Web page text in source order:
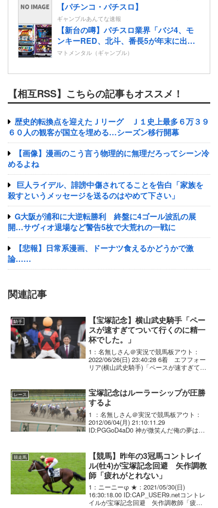
【パチンコ・パチスロ】
ギャンブルあんてな速報
【新台の噂】パチスロ業界「バジ4、モ
ンキーRED、北斗、番長5が年末に出る
ぞ！」←全部一緒に来てどうするんだ
マトメンタル（ギャンブル）
【相互RSS】こちらの記事もオススメ！
歴史的転換点を迎えたＪリーグ Ｊ１史上最多６万３９
６０人の観客が国立を埋める…シーズン移行開幕
【画像】漫画のこう言う物理的に無理だろってシーン冷
めるよね
巨人ライデル、誹謗中傷されてることを告白「家族を
殺すというメッセージを送るのはやめて下さい」
G大阪が浦和に大逆転勝利 終盤に4ゴール波乱の展
開…サヴィオ退場など警告5枚で大荒れの一戦に
【悲報】日常系漫画、ドーナツ食えるかどうかで激
論……
関連記事
騎手
【宝塚記念】横山武史騎手「ペー
スが速すぎてついて行くのに精一
杯でした。」
1：名無しさん＠実況で競馬板アウト：
2022/06/26(日) 23:40:28 6着 エフフォー
リア(横山武史騎手)「ペースが速すぎてつ
です。ここまで速いと溜めること...
レース
宝塚記念はルーラーシップが圧勝
するよ
1 ：名無しさん＠実況で競馬板アウト：
2012/06/04(月) 21:10:11.29
ID:PGGoD4aD0 神が微笑んだ俺の夢はル
...
競走馬
【競馬】昨年の3冠馬コントレイ
ル(牡4)が宝塚記念回避 矢作調教
師「疲れがとれない」
1：ニーニーφ ★：2021/05/30(日)
16:30:18.00 ID:CAP_USER9.netコントレ
イルが宝塚記念回避 矢作調教師「疲れ